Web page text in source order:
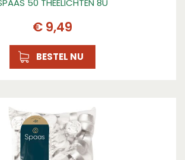
50 THEELICHTEN 8U
€ 9,49
BESTEL NU